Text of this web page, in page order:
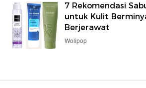
7 Rekomendasi
untuk Kulit
Berjerawat
Wolipop